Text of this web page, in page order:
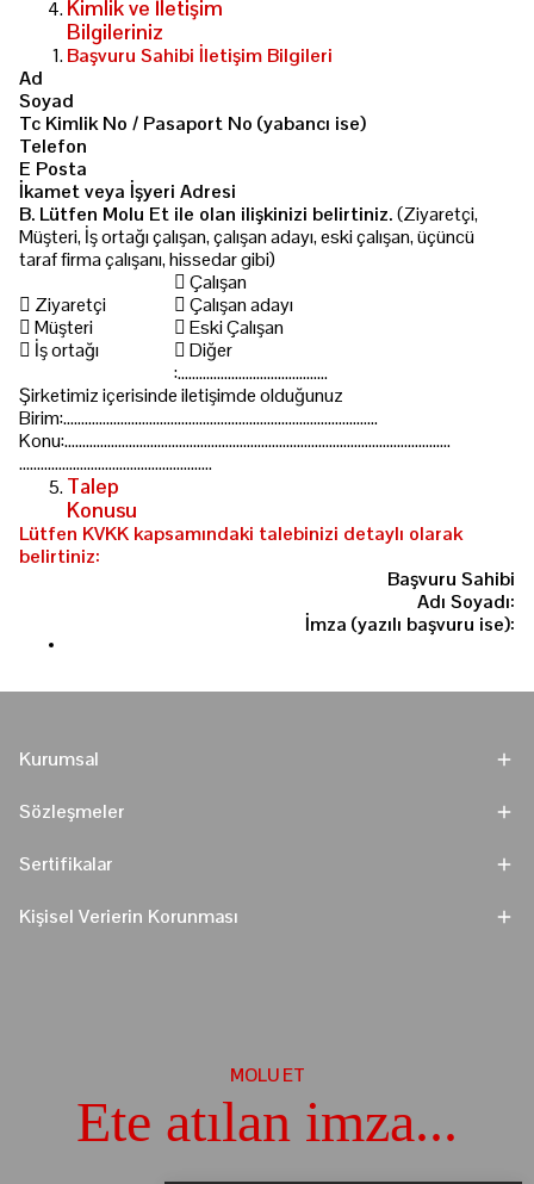
Kimlik ve İletişim
Bilgileriniz
Başvuru Sahibi İletişim Bilgileri
Ad
Soyad
Tc Kimlik No / Pasaport No (yabancı ise)
Telefon
E Posta
İkamet veya İşyeri Adresi
B. Lütfen Molu Et ile olan ilişkinizi belirtiniz.(Ziyaretçi,
Müşteri, İş ortağı çalışan, çalışan adayı, eski çalışan, üçüncü
taraf firma çalışanı, hissedar gibi)
􀀀 Ziyaretçi
􀀀 Müşteri
􀀀 İş ortağı
􀀀 Çalışan
􀀀 Çalışan adayı
􀀀 Eski Çalışan
􀀀 Diğer
:……………………………………
Şirketimiz içerisinde iletişimde olduğunuz
Birim:………………….…………………………………………………………
Konu:……………………………………..…………………………………….……………...…
………………………………………………
Talep
Konusu
Lütfen KVKK kapsamındaki talebinizi detaylı olarak
belirtiniz:
Başvuru Sahibi
Adı Soyadı:
İmza (yazılı başvuru ise):
Kurumsal
Sözleşmeler
Sertifikalar
Kişisel Verierin Korunması
MOLU ET
Ete atılan imza...